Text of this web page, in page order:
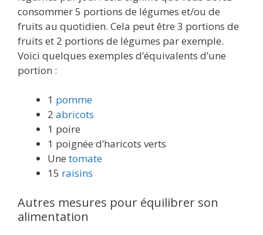
consommer 5 portions de légumes et/ou de
fruits au quotidien. Cela peut être 3 portions de
fruits et 2 portions de légumes par exemple.
Voici quelques exemples d’équivalents d’une
portion :
1 pomme
2 abricots
1 poire
1 poignée d’haricots verts
Une tomate
15 raisins
Autres mesures pour équilibrer son
alimentation